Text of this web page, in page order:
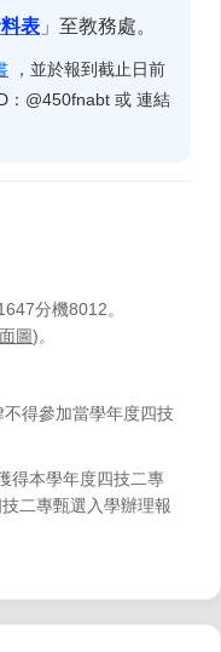
表 」至教務處。
，並於報到截止日前
：@450fnabt 或 連結
分機8012。
圖)。
得參加當學年度四技
得本學年度四技二專
二專甄選入學辦理報